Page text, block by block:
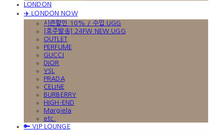
LONDON
✈️ LONDON NOW
시즌할인 10% / 수입 UGG
[호주발송] 24FW NEW UGG
OUTLET
PERFUME
GUCCI
DIOR
YSL
PRADA
CELINE
BURBERRY
HIGH-END
Margiela
etc.
🔑 VIP LOUNGE